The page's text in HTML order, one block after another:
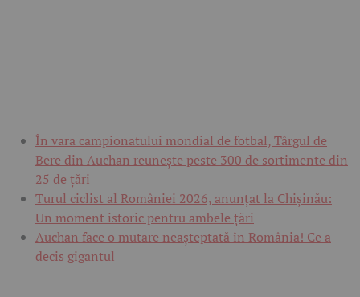
În vara campionatului mondial de fotbal, Târgul de
Bere din Auchan reunește peste 300 de sortimente din
25 de țări
Turul ciclist al României 2026, anunțat la Chișinău:
Un moment istoric pentru ambele țări
Auchan face o mutare neașteptată în România! Ce a
decis gigantul